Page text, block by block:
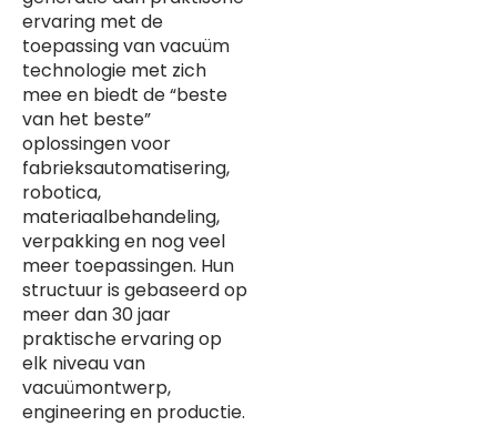
ervaring met de
toepassing van vacuüm
technologie met zich
mee en biedt de “beste
van het beste”
oplossingen voor
fabrieksautomatisering,
robotica,
materiaalbehandeling,
verpakking en nog veel
meer toepassingen. Hun
structuur is gebaseerd op
meer dan 30 jaar
praktische ervaring op
elk niveau van
vacuümontwerp,
engineering en productie.